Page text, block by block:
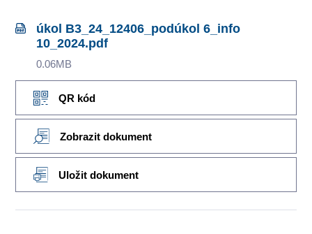
úkol B3_24_12406_podúkol 6_info
10_2024.pdf
0.06MB
QR kód
Zobrazit dokument
Uložit dokument